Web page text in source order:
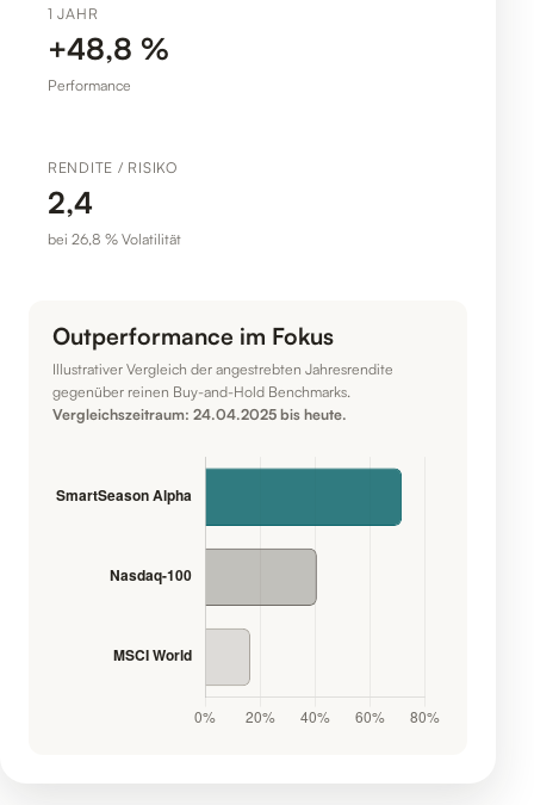
1 JAHR
+48,8 %
Performance
RENDITE / RISIKO
2,4
bei 26,8 % Volatilität
Outperformance im Fokus
Illustrativer Vergleich der angestrebten Jahresrendite
gegenüber reinen Buy-and-Hold Benchmarks.
Vergleichszeitraum: 24.04.2025 bis heute.